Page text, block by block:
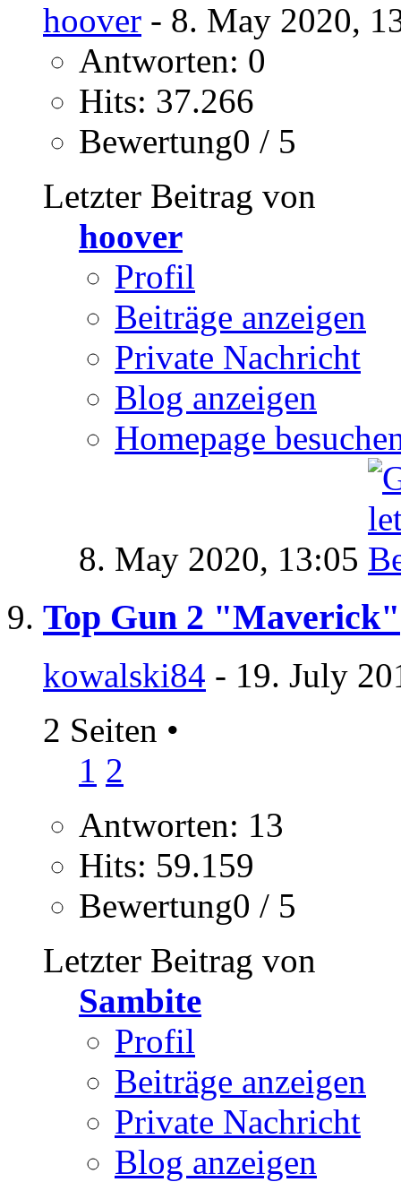
hoover - 8. May 2020,
Antworten: 0
Hits: 37.266
Bewertung0 / 5
Letzter Beitrag von
hoover
Profil
Beiträge anzeigen
Private Nachricht
Blog anzeigen
Homepage
8. May 2020, 13:05
Top Gun 2 "Maverick"
kowalski84 - 19. July
2 Seiten •
1 2
Antworten: 13
Hits: 59.159
Bewertung0 / 5
Letzter Beitrag von
Sambite
Profil
Beiträge anzeigen
Private Nachricht
Blog anzeigen